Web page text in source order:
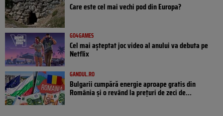
Care este cel mai vechi pod din Europa?
GO4GAMES
Cel mai așteptat joc video al anului va debuta pe
Netflix
GANDUL.RO
Bulgarii cumpără energie aproape gratis din
România și o revând la prețuri de zeci de...